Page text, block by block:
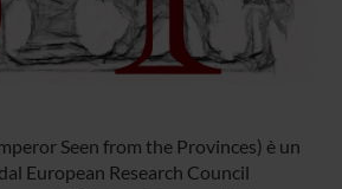
Seen from the Provinces) è un
European Research Council